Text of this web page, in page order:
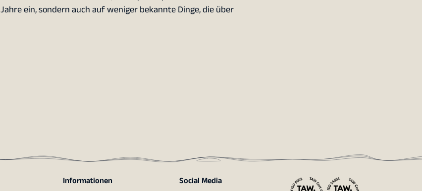
ein, sondern auch auf weniger bekannte Dinge, die über
Informationen Social Media